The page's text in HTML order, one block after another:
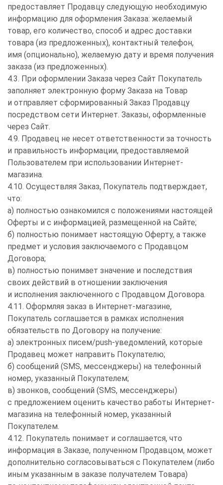
предоставляет Продавцу следующую необходимую
информацию для оформления Заказа: желаемый
товар, его количество, способ и адрес доставки
товара (из предложенных), контактный телефон,
имя (опционально), желаемую дату и время получения
заказа (из предложенных).
4.3. При оформлении Заказа через Сайт Покупатель
заполняет электронную форму Заказа на Товар
и отправляет сформированный Заказ Продавцу
посредством сети Интернет. Заказы, оформленные
через Сайт.
4.9. Продавец не несет ответственности за точность
и правильность информации, предоставляемой
Пользователем при использовании Интернет-
магазина.
4.10. Осуществляя Заказ, Покупатель подтверждает,
что:
а) полностью ознакомился с положениями настоящей
Оферты и с информацией, размещенной на Сайте;
б) полностью понимает настоящую Оферту, а также
предмет и условия заключаемого с Продавцом
Договора;
в) полностью понимает значение и последствия
своих действий в отношении заключения
и исполнения заключенного с Продавцом Договора.
4.11. Оформляя заказ в Интернет-магазине,
Покупатель соглашается в рамках исполнения
обязательств по Договору на получение:
а) электронных писем/push-уведомлений, которые
Продавец может направить Покупателю;
б) сообщений (SMS, мессенджеры) на телефонный
номер, указанный Покупателем;
в) звонков, сообщений (SMS, мессенджеры)
с предложением оценить качество работы Интернет-
магазина на телефонный номер, указанный
Покупателем.
4.12. Покупатель понимает и соглашается, что
информация в Заказе, полученном Продавцом, может
дополнительно согласовываться с Покупателем (либо
иным указанным в заказе получателем Товара)